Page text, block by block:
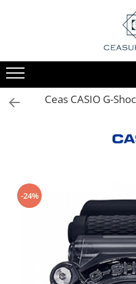
Ceas CASIO G-
-24%